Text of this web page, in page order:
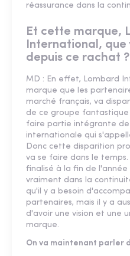
réassurance dans la
Et cette marque,
International,
depuis ce rachat ?
MD : En effet, Lombard
marque que les
marché français, va
de ce groupe
faire partie intégrante
internationale qui
Donc cette disparition
va se faire dans le
finalisé à la fin de l'année
vraiment dans la
qu'il y a besoin
partenaires, mais il y a
d'avoir une vision et une
marque.
On va maintenant parler